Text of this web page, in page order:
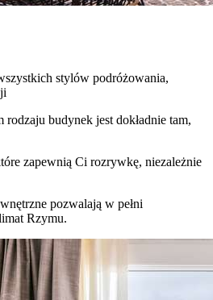
stylów podróżowania,
budynek jest dokładnie tam,
zapewnią Ci rozrywkę, niezależnie
pozwalają w pełni
Rzymu.